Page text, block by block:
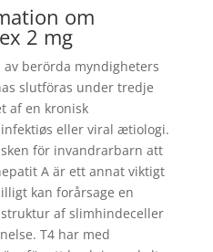
om
2 mg
berörda myndigheters
slutföras under tredje
af en kronisk
eller viral ætiologi.
för invandrarbarn att
A är ett annat viktigt
kan forårsage en
af slimhindeceller
T4 har med